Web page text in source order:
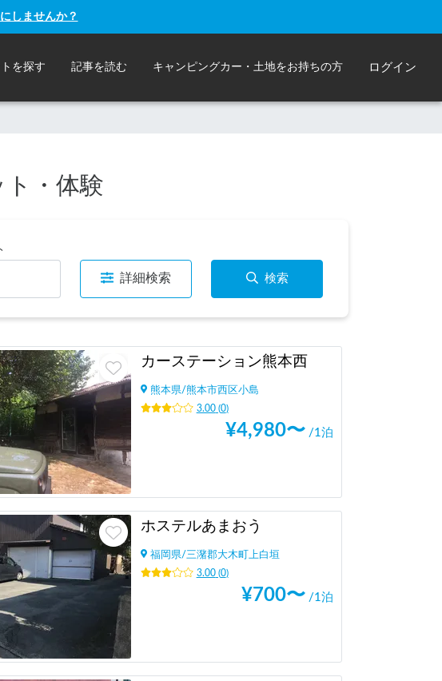
しませんか？
を探す 記事を読む キャンピングカー・土地をお持ちの方 ログイン
・体験
詳細検索 検索
カーステーション熊本西
熊本県/熊本市西区小島
3.00(0)
¥4,980〜 /1泊
ホステルあまおう
福岡県/三潴郡大木町上白垣
3.00(0)
¥700〜 /1泊